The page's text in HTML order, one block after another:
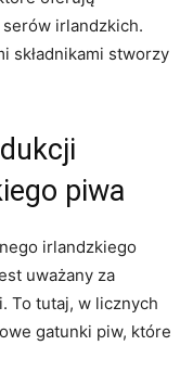
irlandzkich.
składnikami stworzy
piwa
irlandzkiego
uważany za
To tutaj, ⁣w licznych
gatunki⁤ piw, ‌które